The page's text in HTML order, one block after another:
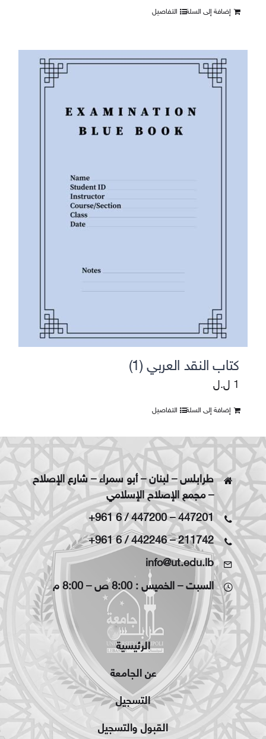
إضافة إلى السلة التفاصيل
كتاب النقد العربي (1)
1 ل.ل
إضافة إلى السلة التفاصيل
طرابلس – لبنان – أبو سمراء – شارع الإصلاح
– مجمع الإصلاح الإسلامي
+961 6 / 447200–447201
+961 6 / 442246–211742
info@ut.edu.lb
السبت – الخميس : 8:00 ص – 8:00 م
الرئيسية
عن الجامعة
التسجيل
القبول والتسجيل